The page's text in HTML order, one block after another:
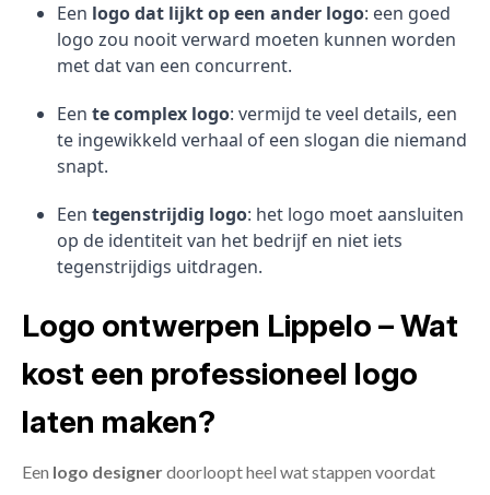
Een logo dat lijkt op een ander logo: een goed
logo zou nooit verward moeten kunnen worden
met dat van een concurrent.
Een te complex logo: vermijd te veel details, een
te ingewikkeld verhaal of een slogan die niemand
snapt.
Een tegenstrijdig logo: het logo moet aansluiten
op de identiteit van het bedrijf en niet iets
tegenstrijdigs uitdragen.
Logo ontwerpen Lippelo – Wat
kost een professioneel logo
laten maken?
Een logo designerdoorloopt heel wat stappen voordat